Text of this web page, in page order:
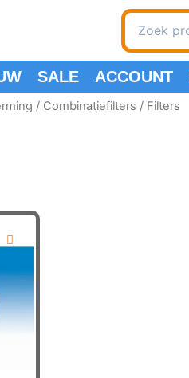
Zoeken
naar:
SALE ACCOUNT
/ Combinatiefilters / Filters